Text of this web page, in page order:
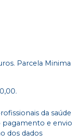
Parcela Minima
da saúde
pagamento e envio
dos dados